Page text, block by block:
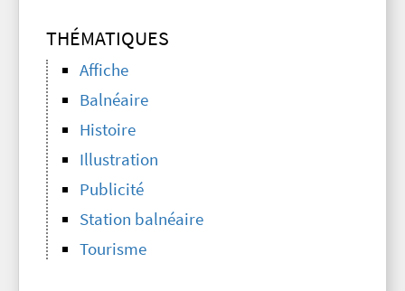
THÉMATIQUES
Affiche
Balnéaire
Histoire
Illustration
Publicité
Station balnéaire
Tourisme